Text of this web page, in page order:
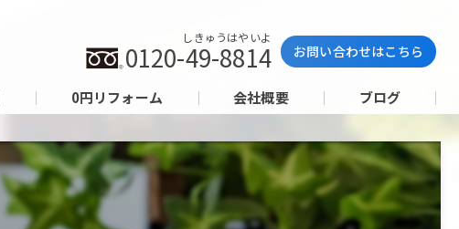
しきゅうはやいよ
0120-49-8814 お問い合わせはこちら
0円リフォーム 会社概要 ブログ